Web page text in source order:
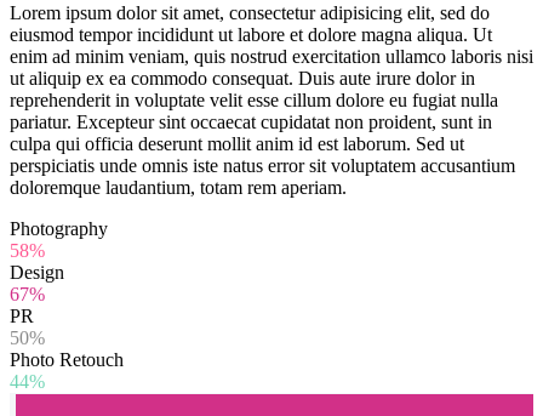
Lorem ipsum dolor sit amet, consectetur adipisicing elit, sed do
eiusmod tempor incididunt ut labore et dolore magna aliqua. Ut
enim ad minim veniam, quis nostrud exercitation ullamco laboris nisi
ut aliquip ex ea commodo consequat. Duis aute irure dolor in
reprehenderit in voluptate velit esse cillum dolore eu fugiat nulla
pariatur. Excepteur sint occaecat cupidatat non proident, sunt in
culpa qui officia deserunt mollit anim id est laborum. Sed ut
perspiciatis unde omnis iste natus error sit voluptatem accusantium
doloremque laudantium, totam rem aperiam.
Photography
58%
Design
67%
PR
50%
Photo Retouch
44%